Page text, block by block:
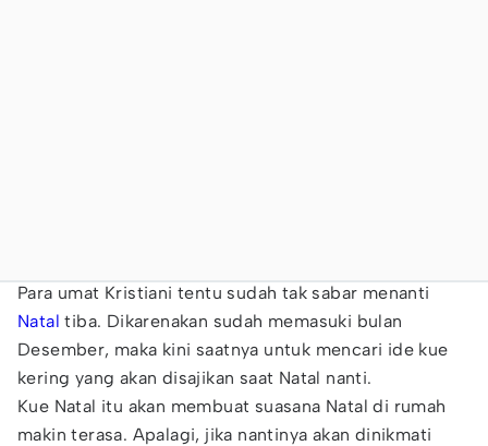
Para umat Kristiani tentu sudah tak sabar menanti
Natal tiba. Dikarenakan sudah memasuki bulan
Desember, maka kini saatnya untuk mencari ide kue
kering yang akan disajikan saat Natal nanti.
Kue Natal itu akan membuat suasana Natal di rumah
makin terasa. Apalagi, jika nantinya akan dinikmati